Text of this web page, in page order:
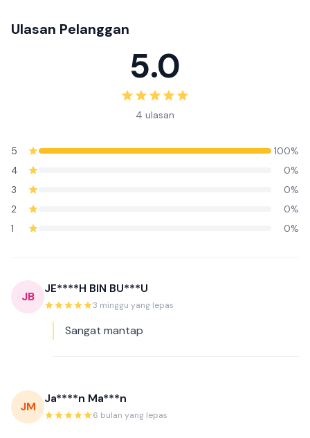
Ulasan Pelanggan
5.0
4 ulasan
5
100%
4
0%
3
0%
2
0%
1
0%
JB
JE****H BIN BU***U
3 minggu yang lepas
Sangat mantap
JM
Ja****n Ma***n
6 bulan yang lepas